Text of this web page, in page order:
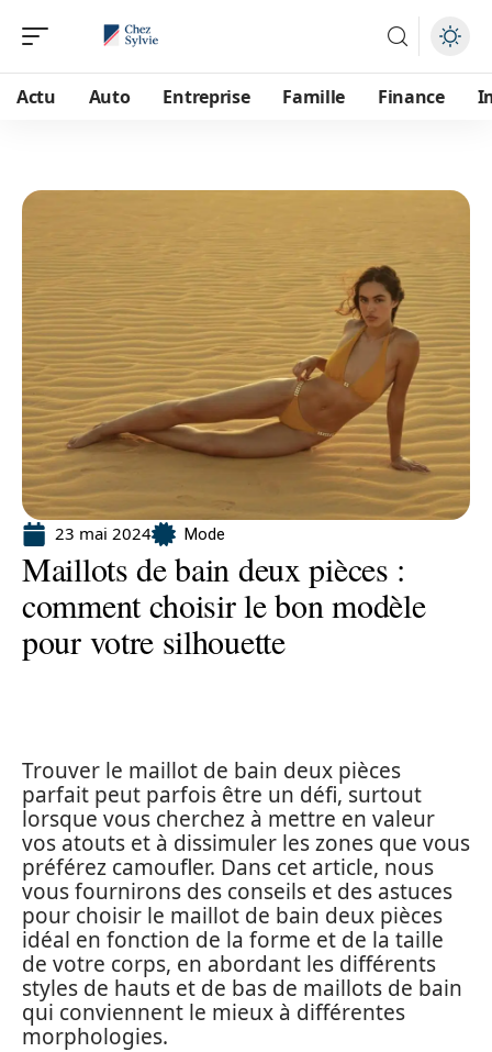
Actu Auto Entreprise Famille Finance
23 mai 2024 Mode
Maillots de bain deux pièces :
comment choisir le bon modèle
pour votre silhouette
Trouver le maillot de bain deux pièces
parfait peut parfois être un défi, surtout
lorsque vous cherchez à mettre en valeur
vos atouts et à dissimuler les zones que vous
préférez camoufler. Dans cet article, nous
vous fournirons des conseils et des astuces
pour choisir le maillot de bain deux pièces
idéal en fonction de la forme et de la taille
de votre corps, en abordant les différents
styles de hauts et de bas de maillots de bain
qui conviennent le mieux à différentes
morphologies.